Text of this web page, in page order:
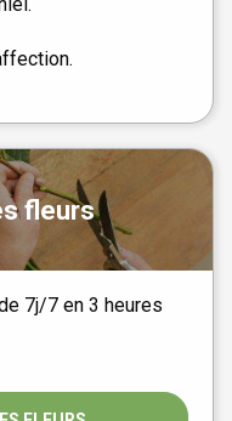
fleurs
7j/7 en 3 heures